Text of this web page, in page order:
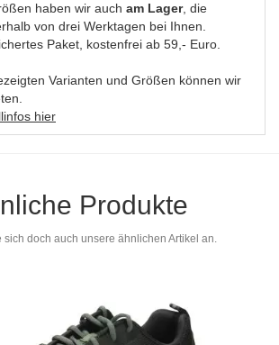
haben wir auch am Lager, die
von drei Werktagen bei Ihnen.
Paket, kostenfrei ab 59,- Euro.
Varianten und Größen können wir
hier
Produkte
sich doch auch unsere ähnlichen Artikel an.